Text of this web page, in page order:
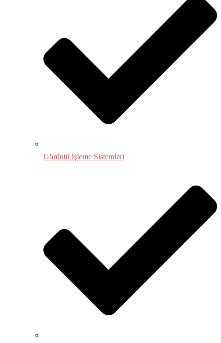
Görüntü İşleme Sistemleri